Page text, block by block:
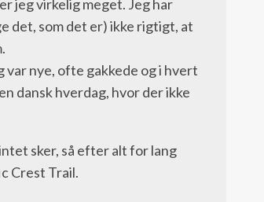
jeg virkelig meget. Jeg har
det, som det er) ikke rigtigt, at
var nye, ofte gakkede og i hvert
dansk hverdag, hvor der ikke
sker, så efter alt for lang
Crest Trail.